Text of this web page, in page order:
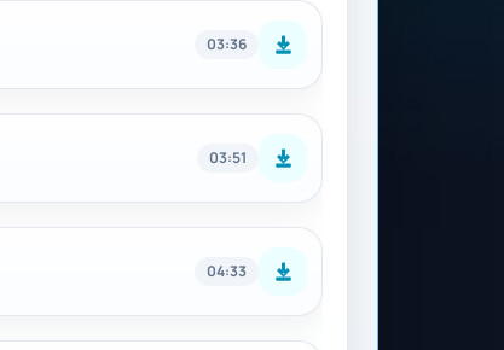
03:36
03:51
04:33